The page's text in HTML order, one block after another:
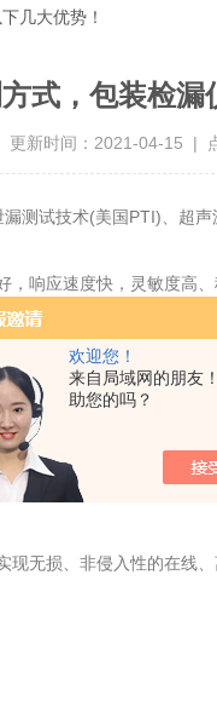
欢迎您！
来自局域网的朋友
助您的吗？
几大优势！
式，包装检漏
更新时间：2021-04-15 |
测试技术(美国PTI)、超
响应速度快，灵敏度高
摸式键盘控制，包含携带
测。密封性测试仪可对
无损、非侵入性的在线